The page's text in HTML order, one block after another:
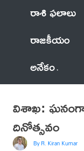
రాశి ఫలాలు
రాజకీయం
అనేకం
విశాఖ: ఘనంగా
దినోత్సవం
By R. Kiran Kumar